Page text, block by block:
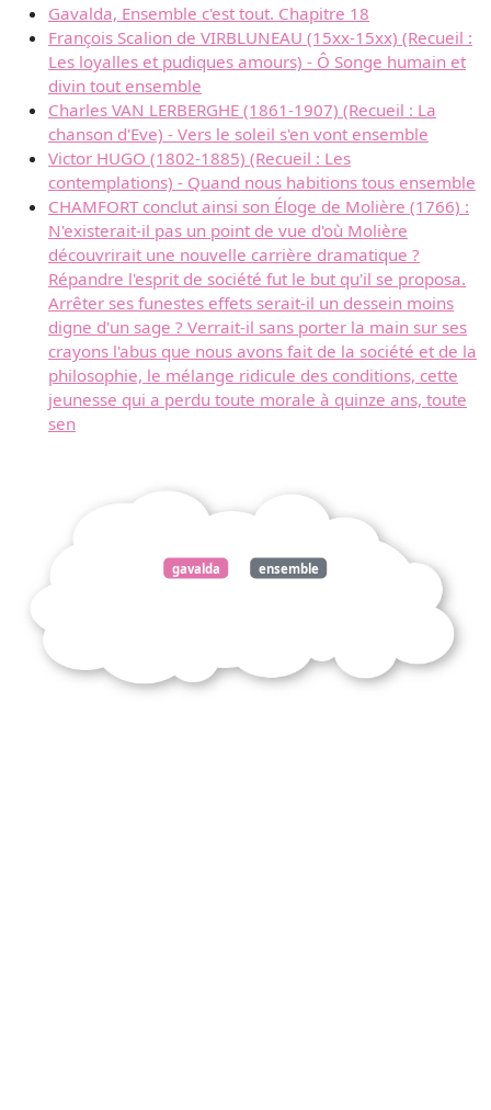
Gavalda, Ensemble c'est tout. Chapitre 18
François Scalion de VIRBLUNEAU (15xx-15xx) (Recueil :
Les loyalles et pudiques amours) - Ô Songe humain et
divin tout ensemble
Charles VAN LERBERGHE (1861-1907) (Recueil : La
chanson d'Eve) - Vers le soleil s'en vont ensemble
Victor HUGO (1802-1885) (Recueil : Les
contemplations) - Quand nous habitions tous ensemble
CHAMFORT conclut ainsi son Éloge de Molière (1766) :
N'existerait-il pas un point de vue d'où Molière
découvrirait une nouvelle carrière dramatique ?
Répandre l'esprit de société fut le but qu'il se proposa.
Arrêter ses funestes effets serait-il un dessein moins
digne d'un sage ? Verrait-il sans porter la main sur ses
crayons l'abus que nous avons fait de la société et de la
philosophie, le mélange ridicule des conditions, cette
jeunesse qui a perdu toute morale à quinze ans, toute
sen
gavalda ensemble